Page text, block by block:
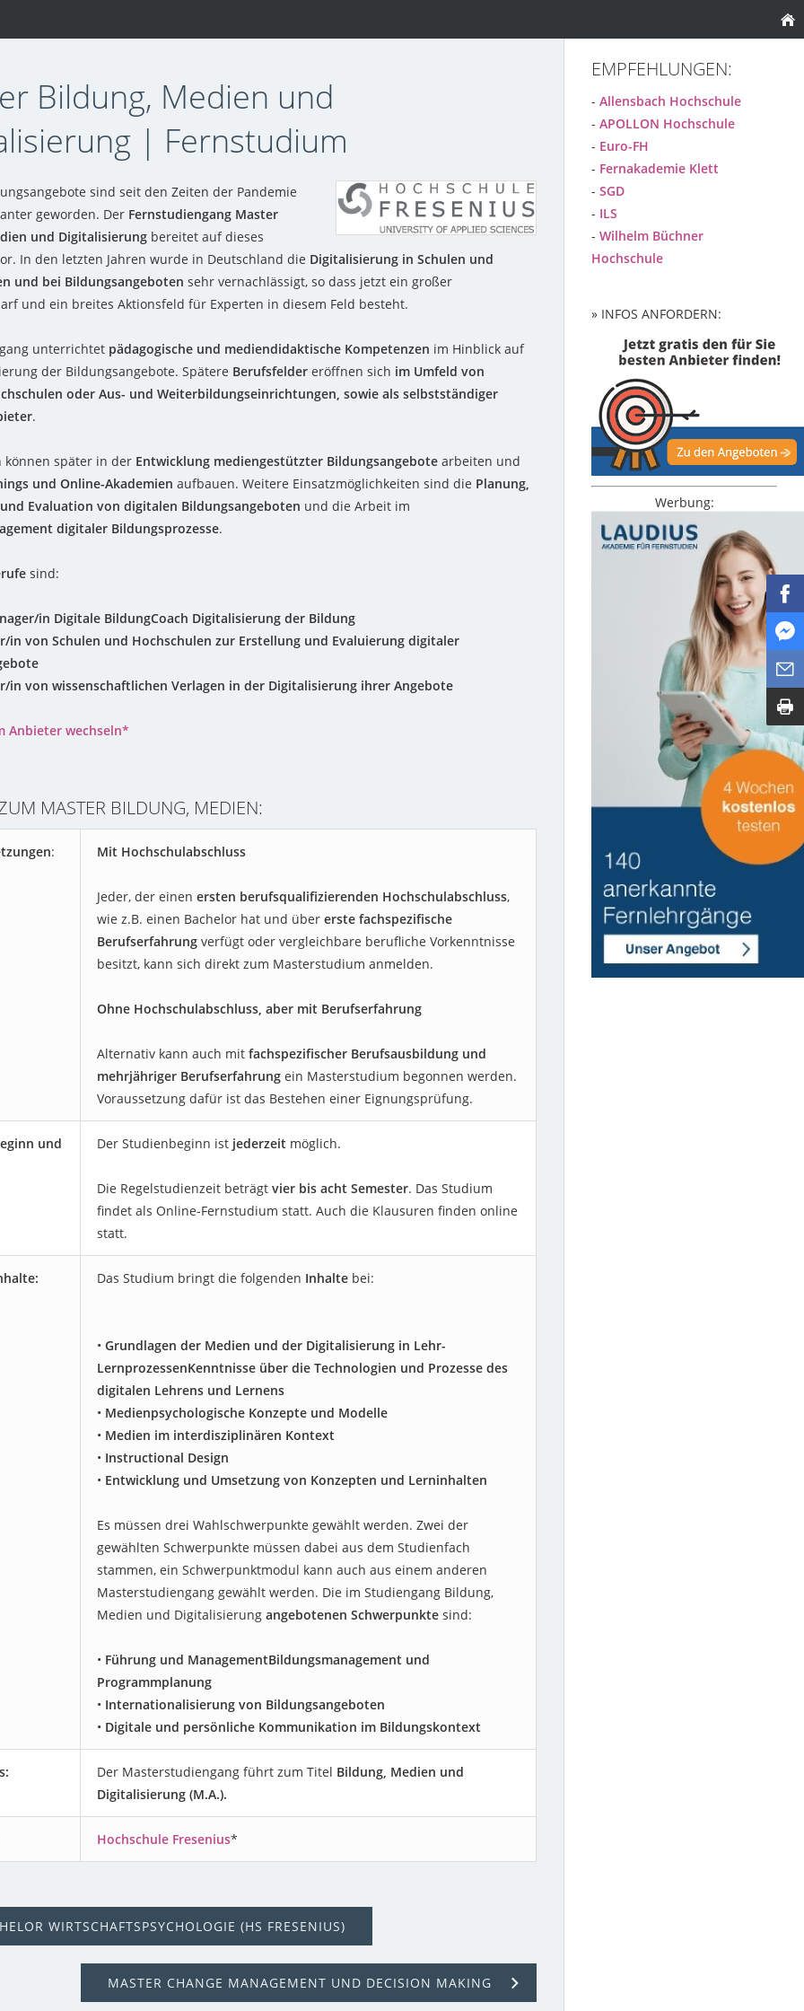
Bildung, Medien und
| Fernstudium
sind seit den Zeiten der Pandemie
geworden. Der Fernstudiengang Master
und Digitalisierung bereitet auf dieses
In den letzten Jahren wurde in Deutschland die Digitalisierung in Schulen und
und bei Bildungsangeboten sehr vernachlässigt, so dass jetzt ein großer
und ein breites Aktionsfeld für Experten in diesem Feld besteht.
unterrichtet pädagogische und mediendidaktische Kompetenzen im Hinblick auf
der Bildungsangebote. Spätere Berufsfelder eröffnen sich im Umfeld von
oder Aus- und Weiterbildungseinrichtungen, sowie als selbstständiger
.
können später in der Entwicklung mediengestützter Bildungsangebote arbeiten und
und Online-Akademien aufbauen. Weitere Einsatzmöglichkeiten sind die Planung,
Evaluation von digitalen Bildungsangeboten und die Arbeit im
digitaler Bildungsprozesse.
sind:
in Digitale BildungCoach Digitalisierung der Bildung
in von Schulen und Hochschulen zur Erstellung und Evaluierung digitaler
in von wissenschaftlichen Verlagen in der Digitalisierung ihrer Angebote
Anbieter wechseln*
MASTER BILDUNG, MEDIEN:
: Mit Hochschulabschluss
Jeder, der einen ersten berufsqualifizierenden Hochschulabschluss,
wie z.B. einen Bachelor hat und über erste fachspezifische
Berufserfahrung verfügt oder vergleichbare berufliche Vorkenntnisse
besitzt, kann sich direkt zum Masterstudium anmelden.
Ohne Hochschulabschluss, aber mit Berufserfahrung
Alternativ kann auch mit fachspezifischer Berufsausbildung und
mehrjähriger Berufserfahrung ein Masterstudium begonnen werden.
Voraussetzung dafür ist das Bestehen einer Eignungsprüfung.
und
Der Studienbeginn ist jederzeit möglich.
Die Regelstudienzeit beträgt vier bis acht Semester. Das Studium
findet als Online-Fernstudium statt. Auch die Klausuren finden online
statt.
Das Studium bringt die folgenden Inhalte bei:
• Grundlagen der Medien und der Digitalisierung in Lehr-
LernprozessenKenntnisse über die Technologien und Prozesse des
digitalen Lehrens und Lernens
• Medienpsychologische Konzepte und Modelle
• Medien im interdisziplinären Kontext
• Instructional Design
• Entwicklung und Umsetzung von Konzepten und Lerninhalten
Es müssen drei Wahlschwerpunkte gewählt werden. Zwei der
gewählten Schwerpunkte müssen dabei aus dem Studienfach
stammen, ein Schwerpunktmodul kann auch aus einem anderen
Masterstudiengang gewählt werden. Die im Studiengang Bildung,
Medien und Digitalisierung angebotenen Schwerpunkte sind:
• Führung und ManagementBildungsmanagement und
Programmplanung
• Internationalisierung von Bildungsangeboten
• Digitale und persönliche Kommunikation im Bildungskontext
Der Masterstudiengang führt zum Titel Bildung, Medien und
Digitalisierung (M.A.).
Hochschule Fresenius*
WIRTSCHAFTSPSYCHOLOGIE (HS FRESENIUS)
MASTER CHANGE MANAGEMENT UND DECISION MAKING
EMPFEHLUNGEN:
- Allensbach Hochschule
- APOLLON Hochschule
- Euro-FH
- Fernakademie Klett
- SGD
- ILS
- Wilhelm Büchner
Hochschule
» INFOS ANFORDERN:
Werbung: